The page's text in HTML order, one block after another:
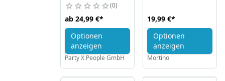
0
ab 24,99 €*
Optionen
anzeigen
Party X People GmbH
19,99 €*
Optionen
anzeigen
Mortino